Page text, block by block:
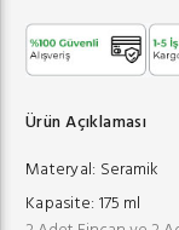
Ürün Açıklaması
Materyal: Seramik
Kapasite: 175 ml